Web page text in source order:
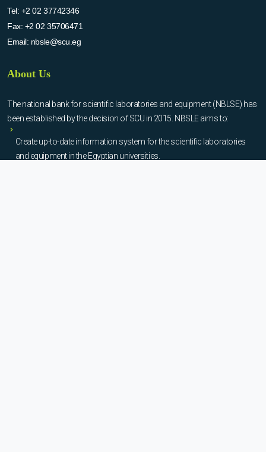
Tel: +2 02 37742346
Fax: +2 02 35706471
Email: nbsle@scu.eg
About Us
The national bank for scientific laboratories and equipment (NBLSE) has
been established by the decision of SCU in 2015. NBSLE aims to:
Create up-to-date information system for the scientific laboratories
and equipment in the Egyptian universities.